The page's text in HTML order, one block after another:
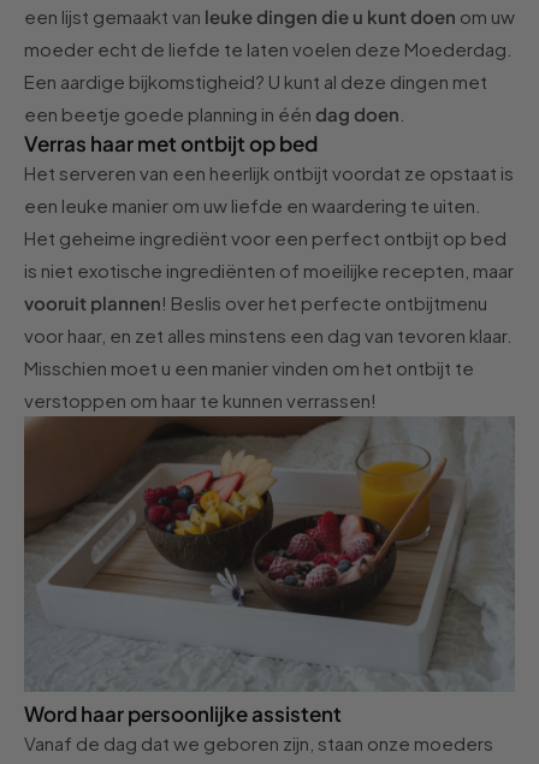
een lijst gemaakt van leuke dingen die u kunt doen om uw
moeder echt de liefde te laten voelen deze Moederdag.
Een aardige bijkomstigheid? U kunt al deze dingen met
een beetje goede planning in één dag doen
Verras haar met ontbijt op bed
Het serveren van een heerlijk ontbijt voordat ze opstaat is
een leuke manier om uw liefde en waardering te uiten.
Het geheime ingrediënt voor een perfect ontbijt op bed
is niet exotische ingrediënten of moeilijke recepten, maar
vooruit plannen! Beslis over het perfecte ontbijtmenu
voor haar, en zet alles minstens een dag van tevoren klaar.
Misschien moet u een manier vinden om het ontbijt te
verstoppen om haar te kunnen verrassen!
Word haar persoonlijke assistent
Vanaf de dag dat we geboren zijn, staan onze moeders